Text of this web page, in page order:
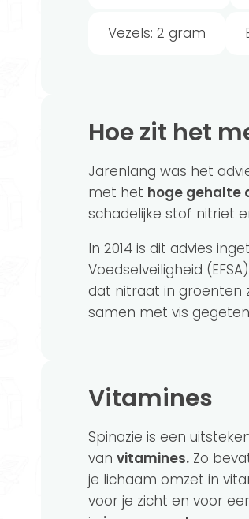
Vezels: 2 gram
Hoe zit het
Jarenlang was het
met het hoge gehalte
schadelijke stof nitriet
In 2014 is dit advies
Voedselveiligheid
dat nitraat in groenten
samen met vis
Vitamines
Spinazie is een
van vitamines. Zo
je lichaam omzet in
voor je zicht en voor